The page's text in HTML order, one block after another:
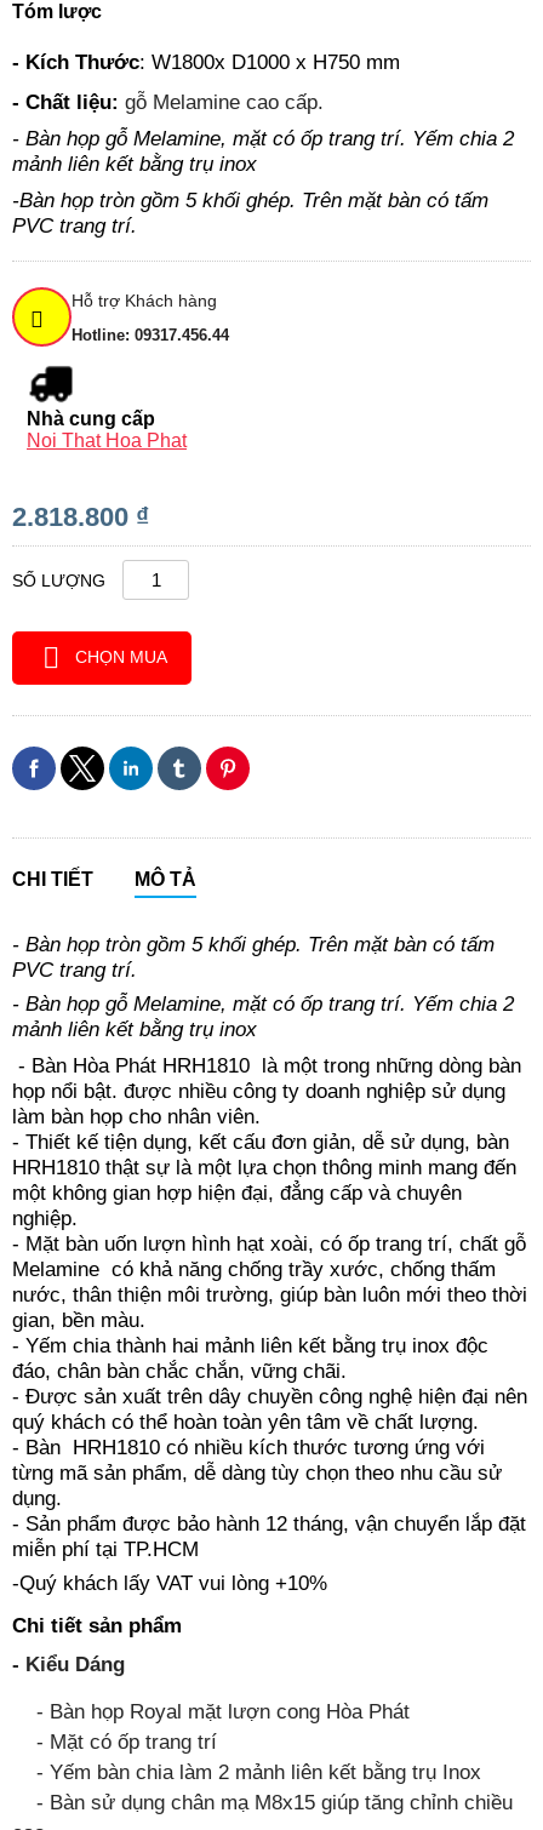
Tóm lược
- Kích Thước: W1800x D1000 x H750 mm
- Chất liệu: gỗ Melamine cao cấp.
- Bàn họp gỗ Melamine, mặt có ốp trang trí. Yếm chia 2
mảnh liên kết bằng trụ​ inox
-Bàn họp tròn gồm 5 khối ghép. Trên mặt bàn có tấm
PVC trang trí.​
Hỗ trợ Khách hàng
Hotline: 09317.456.44
Nhà cung cấp
Noi That Hoa Phat
2.818.800 ₫
SỐ LƯỢNG
CHỌN MUA
CHI TIẾT MÔ TẢ
- Bàn họp tròn gồm 5 khối ghép. Trên mặt bàn có tấm
PVC trang trí.​
- Bàn họp gỗ Melamine, mặt có ốp trang trí. Yếm chia 2
mảnh liên kết bằng trụ​ inox
- Bàn Hòa Phát HRH1810 là một trong những dòng bàn
họp nổi bật. được nhiều công ty doanh nghiệp sử dụng
làm bàn họp cho nhân viên.
- Thiết kế tiện dụng, kết cấu đơn giản, dễ sử dụng, bàn
HRH1810 thật sự là một lựa chọn thông minh mang đến
một không gian hợp hiện đại, đẳng cấp và chuyên
nghiệp.
- Mặt bàn uốn lượn hình hạt xoài, có ốp trang trí, chất gỗ
Melamine có khả năng chống trầy xước, chống thấm
nước, thân thiện môi trường, giúp bàn luôn mới theo thời
gian, bền màu.
- Yếm chia thành hai mảnh liên kết bằng trụ inox độc
đáo, chân bàn chắc chắn, vững chãi.
- Được sản xuất trên dây chuyền công nghệ hiện đại nên
quý khách có thể hoàn toàn yên tâm về chất lượng.
- Bàn HRH1810 có nhiều kích thước tương ứng với
từng mã sản phẩm, dễ dàng tùy chọn theo nhu cầu sử
dụng.
- Sản phẩm được bảo hành 12 tháng, vận chuyển lắp đặt
miễn phí tại TP.HCM
-Quý khách lấy VAT vui lòng +10%
Chi tiết sản phẩm
- Kiểu Dáng
- Bàn họp Royal mặt lượn cong Hòa Phát
- Mặt có ốp trang trí
- Yếm bàn chia làm 2 mảnh liên kết bằng trụ Inox
- Bàn sử dụng chân mạ M8x15 giúp tăng chỉnh chiều